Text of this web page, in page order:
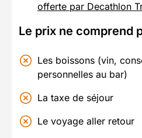
offerte par Decathlon
Le prix ne comprend
Les boissons (vin,
personnelles au bar)
La taxe de séjour
Le voyage aller retour